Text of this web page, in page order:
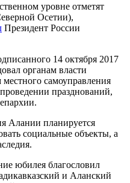
уровне отметят
Осетии),
Президент России
14 октября 2017
органам власти
самоуправления
празднований,
Алании планируется
социальные объекты, а
юбилея благословил
и Аланский